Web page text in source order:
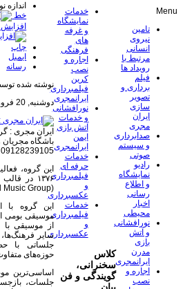
اندازه
خط
چاپ
ایمیل
رسانه
نوشته شده
دوشنبه, 20 فروردين 772 11:53
ایران مجری :
باشگاه مجریان
09128239105
این گروه،
۱۳۷۶ در
(Experimental Music Group) آغاز کرد.
این گروه با
موسیقی بومی
از موسیقی با
سایر
جلساتی با
حوزه‌های
اساسی‌ترین
جلسات،
خدمات
نمایشگاه
و غرفه
های
فرهنگی
اجاره و
نصب
کرین
فیلمبرداری
ایرانمجری
نورافشانی
و خدمات
آتش بازی
ایمن
ایرانمجری
خدمات
حرفه ای
فیلمبرداری
و
عکسبرداری
خدمات
فیلمبرداری
و
عکسبرداری
کلاس
سخنرانی،
گویندگی و فن
Menu
تامین
نیروی
انسانی
مرتبط با
رویداد ها
فیلم
برداری و
تصویر
سازی
ایران
مجری
صدابرداری
و سیستم
صوتی
رادیو
نمایشگاه
و اطلاع
رسانی
اخبار
محیطی
نورافشانی
و آتش
بازی
مدرن
ایرانمجری
اجاره و
نصب